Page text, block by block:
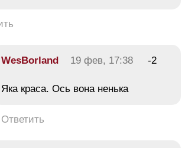
WesBorland 19 фев, 17:38 -2
Яка краса. Ось вона ненька
Ответить